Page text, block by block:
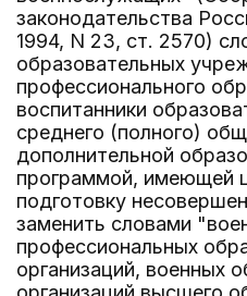
законодательства
1994, N 23, ст. 2570)
образовательных
профессионального
воспитанники
среднего (полного)
дополнительной
программой, имеющей
подготовку
заменить словами
профессиональных
организаций, военных